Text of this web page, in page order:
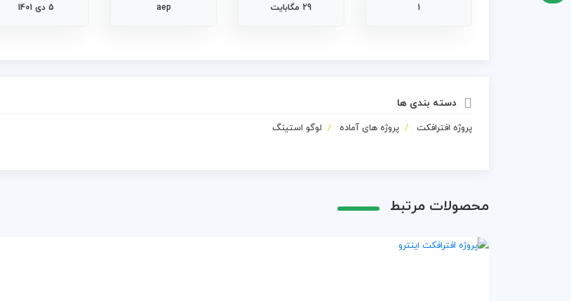
1
29 مگابایت
aep
5 دی 1401
دسته بندی ها
پروژه افترافکت پروژه های آماده لوگو استینگ
محصولات مرتبط